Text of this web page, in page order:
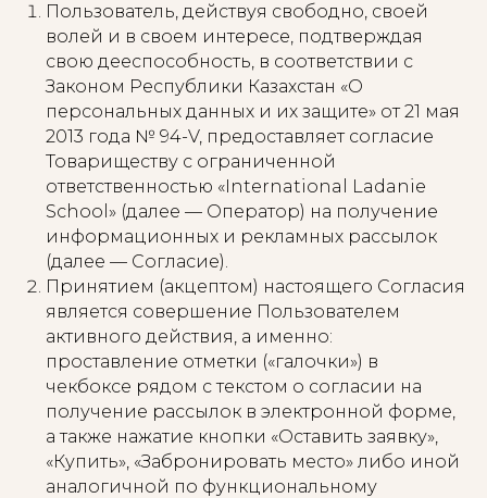
Пользователь, действуя свободно, своей
волей и в своем интересе, подтверждая
свою дееспособность, в соответствии с
Законом Республики Казахстан «О
персональных данных и их защите» от 21 мая
2013 года № 94-V, предоставляет согласие
Товариществу с ограниченной
ответственностью «International Ladanie
School» (далее — Оператор) на получение
информационных и рекламных рассылок
(далее — Согласие).
Принятием (акцептом) настоящего Согласия
является совершение Пользователем
активного действия, а именно:
проставление отметки («галочки») в
чекбоксе рядом с текстом о согласии на
получение рассылок в электронной форме,
а также нажатие кнопки «Оставить заявку»,
«Купить», «Забронировать место» либо иной
аналогичной по функциональному